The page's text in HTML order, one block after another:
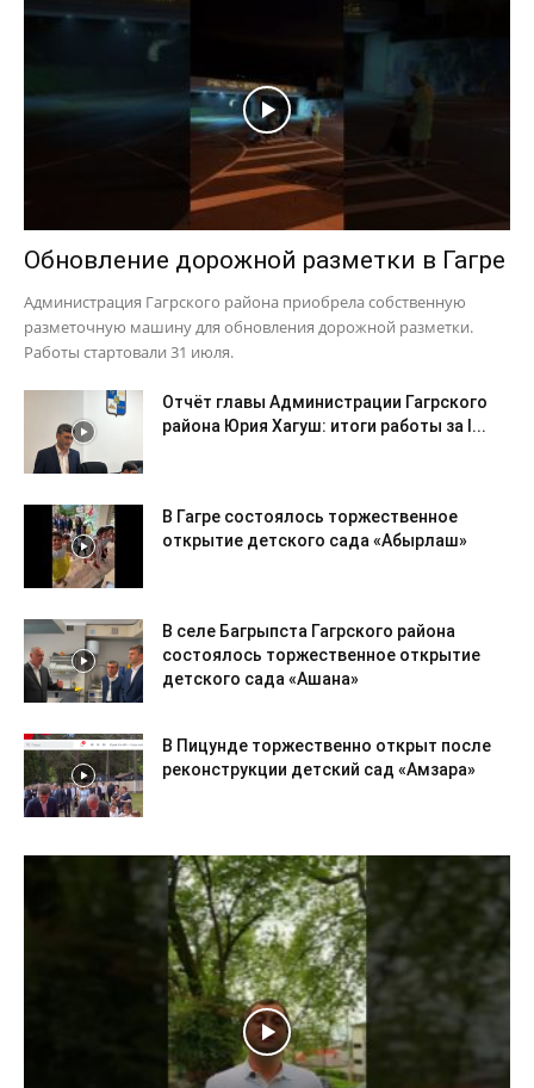
Обновление дорожной разметки в Гагре
Администрация Гагрского района приобрела собственную
разметочную машину для обновления дорожной разметки.
Работы стартовали 31 июля.
Отчёт главы Администрации Гагрского
района Юрия Хагуш: итоги работы за I...
В Гагре состоялось торжественное
открытие детского сада «Абырлаш»
В селе Багрыпста Гагрского района
состоялось торжественное открытие
детского сада «Ашана»
В Пицунде торжественно открыт после
реконструкции детский сад «Амзара»